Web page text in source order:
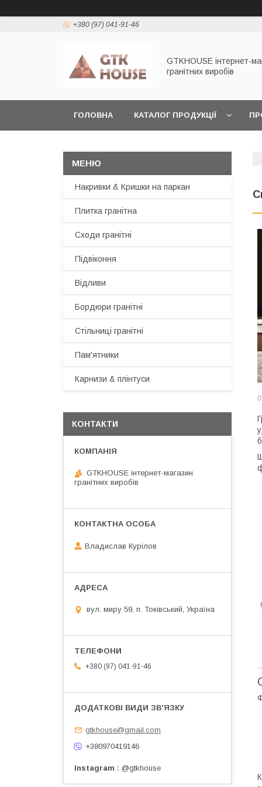
+380 (97) 041-91-46
GTKHOUSE інтернет-
гранітних виробів
ГОЛОВНА КАТАЛОГ ПРОДУКЦІЇ
Накривки & Кришки на паркан
Плитка гранітна
Сходи гранітні
Підвіконня
Відливи
Бордюри гранітні
Стільниці гранітні
Пам'ятники
Карнизи & плінтуси
КОНТАКТИ
GTKHOUSE інтернет-магазин
гранітних виробів
Владислав Курілов
вул. миру 59, п. Токівський, Україна
+380 (97) 041-91-46
gtkhouse@gmail.com
+380970419146
Instagram @gtkhouse